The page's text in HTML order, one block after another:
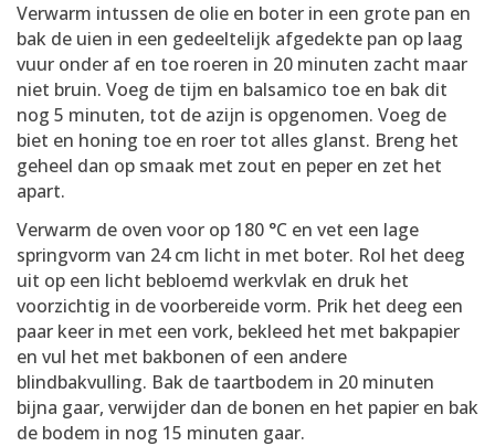
Verwarm intussen de olie en boter in een grote pan en
bak de uien in een gedeeltelijk afgedekte pan op laag
vuur onder af en toe roeren in 20 minuten zacht maar
niet bruin. Voeg de tijm en balsamico toe en bak dit
nog 5 minuten, tot de azijn is opgenomen. Voeg de
biet en honing toe en roer tot alles glanst. Breng het
geheel dan op smaak met zout en peper en zet het
apart.
Verwarm de oven voor op 180 °C en vet een lage
springvorm van 24 cm licht in met boter. Rol het deeg
uit op een licht bebloemd werkvlak en druk het
voorzichtig in de voorbereide vorm. Prik het deeg een
paar keer in met een vork, bekleed het met bakpapier
en vul het met bakbonen of een andere
blindbakvulling. Bak de taartbodem in 20 minuten
bijna gaar, verwijder dan de bonen en het papier en bak
de bodem in nog 15 minuten gaar.